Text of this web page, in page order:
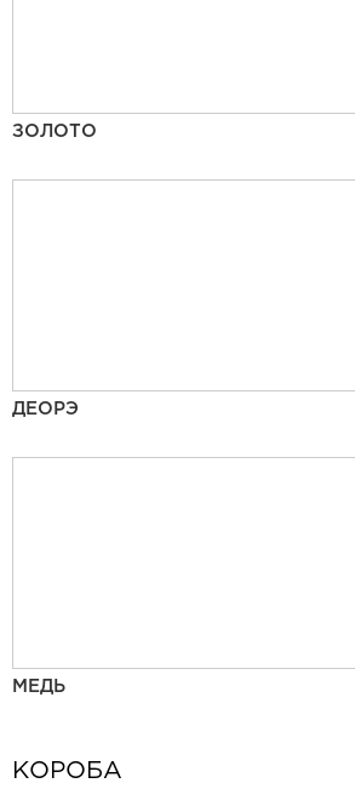
ЗОЛОТО
ДЕОРЭ
МЕДЬ
КОРОБА